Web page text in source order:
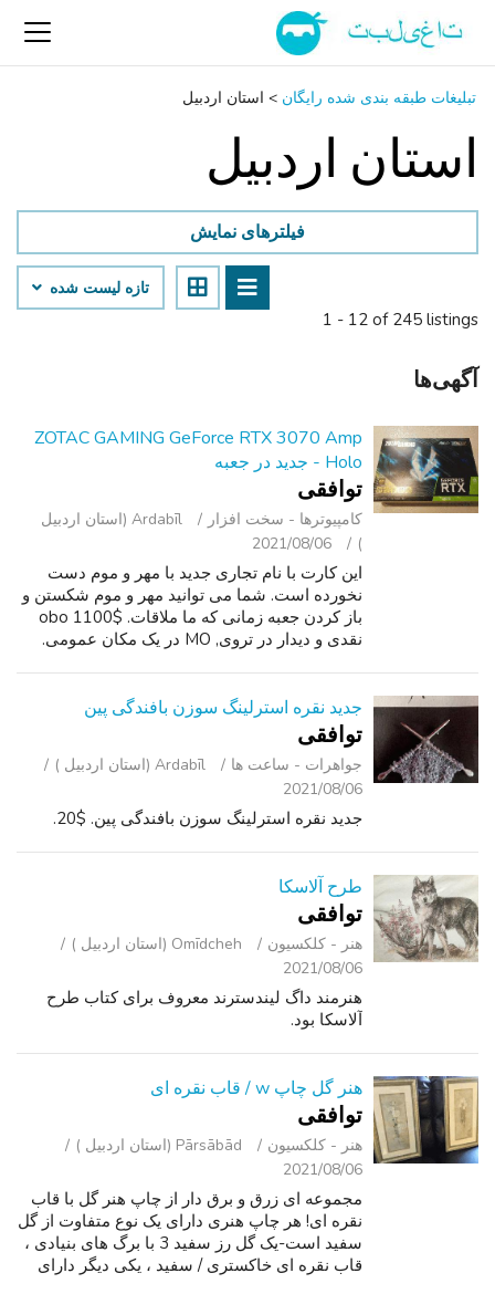
تبلیغات طبقه بندی شده رایگان > استان اردبیل
استان اردبیل
1 - 12 of 245 listings
فیلترهای نمایش
تازه لیست شده
آگهی‌ها
ZOTAC GAMING GeForce RTX 3070 Amp
Holo - جدید در جعبه
توافقی
کامپیوترها - سخت ‌افزار
Ardabīl (استان اردبیل
)
2021/08/06
این کارت با نام تجاری جدید با مهر و موم دست
نخورده است. شما می توانید مهر و موم شکستن و
باز کردن جعبه زمانی که ما ملاقات. $1100 obo
نقدی و دیدار در تروی, MO در یک مکان عمومی.
جدید نقره استرلینگ سوزن بافندگی پین
توافقی
جواهرات - ساعت ‌ها
Ardabīl (استان اردبیل )
2021/08/06
جدید نقره استرلینگ سوزن بافندگی پین. $20.
طرح آلاسکا
توافقی
هنر - کلکسیون
Omīdcheh (استان اردبیل )
2021/08/06
هنرمند داگ لیندسترند معروف برای کتاب طرح
آلاسکا بود.
هنر گل چاپ w / قاب نقره ای
توافقی
هنر - کلکسیون
Pārsābād (استان اردبیل )
2021/08/06
مجموعه ای زرق و برق دار از چاپ هنر گل با قاب
نقره ای! هر چاپ هنری دارای یک نوع متفاوت از گل
سفید است-یک گل رز سفید 3 با برگ های بنیادی ،
قاب نقره ای خاکستری / سفید ، یکی دیگر دارای